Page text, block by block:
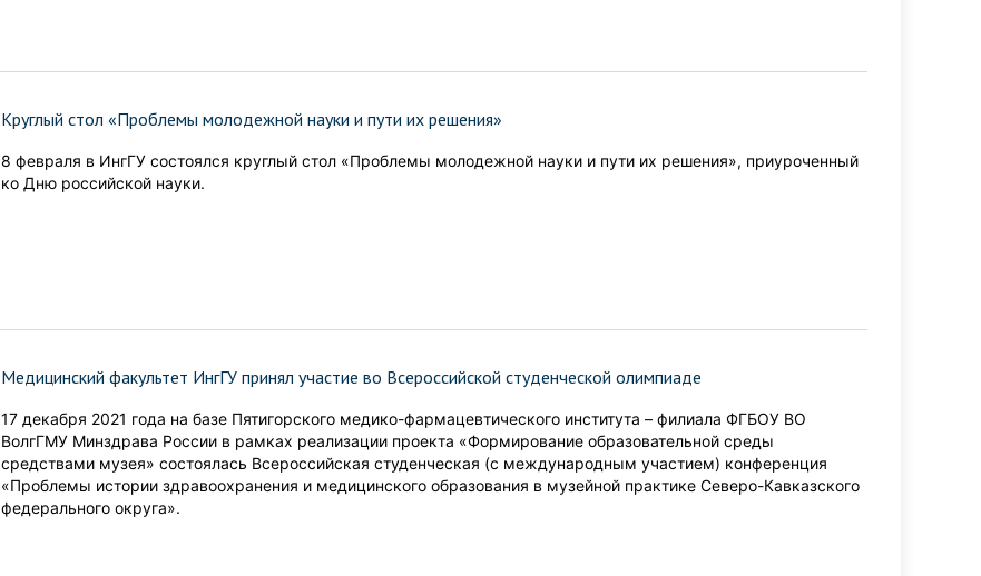
Круглый стол «Проблемы молодежной науки и пути их решения»
8 февраля в ИнгГУ состоялся круглый стол «Проблемы молодежной науки и пути их решения», приуроченный
ко Дню российской науки.
Медицинский факультет ИнгГУ принял участие во Всероссийской студенческой олимпиаде
17 декабря 2021 года на базе Пятигорского медико-фармацевтического института – филиала ФГБОУ ВО
ВолгГМУ Минздрава России в рамках реализации проекта «Формирование образовательной среды
средствами музея» состоялась Всероссийская студенческая (с международным участием) конференция
«Проблемы истории здравоохранения и медицинского образования в музейной практике Северо-Кавказского
федерального округа».